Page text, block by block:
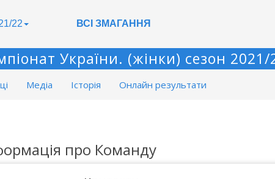
22 ВСІ ЗМАГАННЯ
України. (жінки) сезон 2021/
Медіа Історія Онлайн результати
про Команду